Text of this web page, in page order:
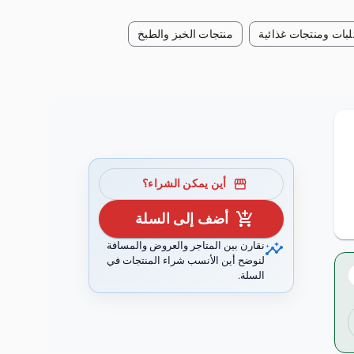
ومنتجات غذائية منتجات الخبز والطبخ
storefront أين يمكن الشراء؟
add_shopping_cart أضف إلى السلة
insightsنقارن بين المتاجر والعروض والمسافة
لنوضح أين الأنسب شراء المنتجات في
السلة.